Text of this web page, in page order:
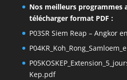
Nos meilleurs programmes
télécharger format PDF :
P03SR Siem Reap – Angkor
Kep.pdf